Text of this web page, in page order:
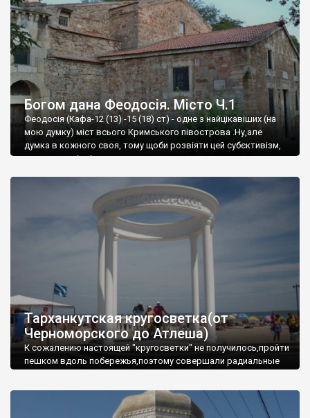
Богом дана Феодосія. Місто Ч.1
Феодосія (Кафа-12 (13) -15 (18) ст) - одне з найцікавіших (на
мою думку) міст всього Кримського півострова .Ну,але
думка в кожного своя, тому щоби розвіяти цей субєктивізм,
запрошую відвідати це
Тарханкутская кругосветка(от
Черноморского до Атлеша)
К сожалению настоящей "кругосветки" не получилось,пройти
пешком вдоль побережья,поэтому совершали радиальные